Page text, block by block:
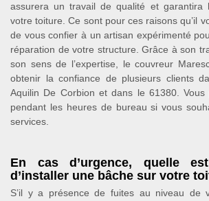
assurera un travail de qualité et garantira
votre toiture. Ce sont pour ces raisons qu’il
de vous confier à un artisan expérimenté
réparation de votre structure. Grâce à son
son sens de l’expertise, le couvreur
obtenir la confiance de plusieurs clients
Aquilin De Corbion et dans le 61380. Vous
pendant les heures de bureau si vous
services.
En cas d’urgence, quelle
d’installer une bâche sur votre
S’il y a présence de fuites au niveau de